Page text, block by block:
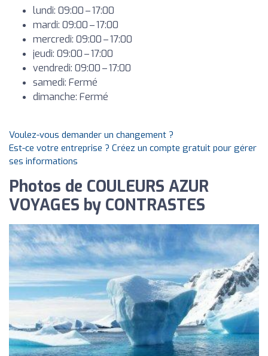
lundi: 09:00 – 17:00
mardi: 09:00 – 17:00
mercredi: 09:00 – 17:00
jeudi: 09:00 – 17:00
vendredi: 09:00 – 17:00
samedi: Fermé
dimanche: Fermé
Voulez-vous demander un changement ?
Est-ce votre entreprise ? Créez un compte gratuit pour gérer
ses informations
Photos de COULEURS AZUR
VOYAGES by CONTRASTES